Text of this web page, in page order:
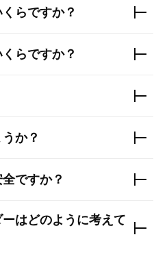
らですか？
らですか？
か？
ですか？
はどのように考えて